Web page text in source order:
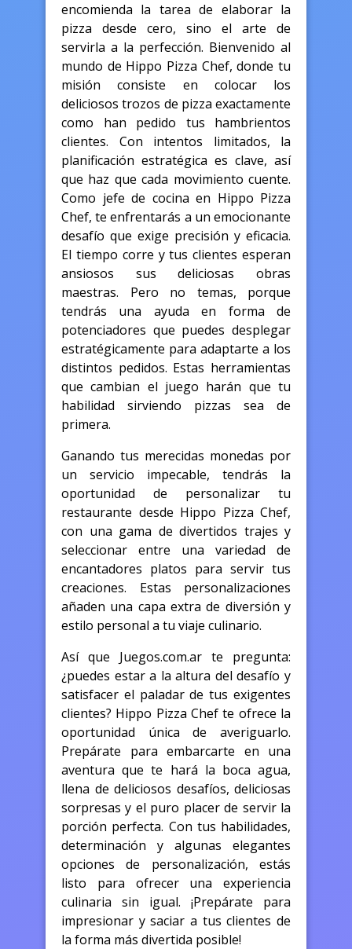
encomienda la tarea de elaborar la
pizza desde cero, sino el arte de
servirla a la perfección. Bienvenido al
mundo de Hippo Pizza Chef, donde tu
misión consiste en colocar los
deliciosos trozos de pizza exactamente
como han pedido tus hambrientos
clientes. Con intentos limitados, la
planificación estratégica es clave, así
que haz que cada movimiento cuente.
Como jefe de cocina en Hippo Pizza
Chef, te enfrentarás a un emocionante
desafío que exige precisión y eficacia.
El tiempo corre y tus clientes esperan
ansiosos sus deliciosas obras
maestras. Pero no temas, porque
tendrás una ayuda en forma de
potenciadores que puedes desplegar
estratégicamente para adaptarte a los
distintos pedidos. Estas herramientas
que cambian el juego harán que tu
habilidad sirviendo pizzas sea de
primera.
Ganando tus merecidas monedas por
un servicio impecable, tendrás la
oportunidad de personalizar tu
restaurante desde Hippo Pizza Chef,
con una gama de divertidos trajes y
seleccionar entre una variedad de
encantadores platos para servir tus
creaciones. Estas personalizaciones
añaden una capa extra de diversión y
estilo personal a tu viaje culinario.
Así que Juegos.com.ar te pregunta:
¿puedes estar a la altura del desafío y
satisfacer el paladar de tus exigentes
clientes? Hippo Pizza Chef te ofrece la
oportunidad única de averiguarlo.
Prepárate para embarcarte en una
aventura que te hará la boca agua,
llena de deliciosos desafíos, deliciosas
sorpresas y el puro placer de servir la
porción perfecta. Con tus habilidades,
determinación y algunas elegantes
opciones de personalización, estás
listo para ofrecer una experiencia
culinaria sin igual. ¡Prepárate para
impresionar y saciar a tus clientes de
la forma más divertida posible!